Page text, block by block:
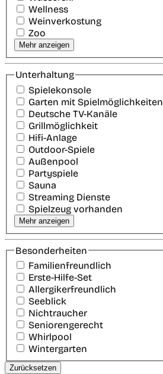
Wellness
Weinverkostung
Zoo
Mehr anzeigen
Unterhaltung
Spielekonsole
Garten mit Spielmöglichkeiten
Deutsche TV-Kanäle
Grillmöglichkeit
Hifi-Anlage
Outdoor-Spiele
Außenpool
Partyspiele
Sauna
Streaming Dienste
Spielzeug vorhanden
Mehr anzeigen
Besonderheiten
Familienfreundlich
Erste-Hilfe-Set
Allergikerfreundlich
Seeblick
Nichtraucher
Seniorengerecht
Whirlpool
Wintergarten
Zurücksetzen